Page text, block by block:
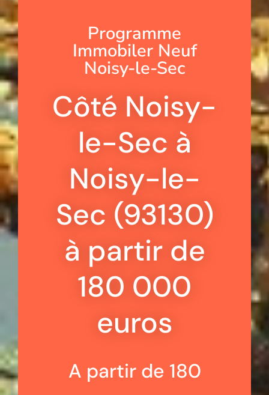
Programme
Immobiler Neuf
Noisy-le-Sec
Côté Noisy-
le-Sec à
Noisy-le-
Sec (93130)
à partir de
180 000
euros
A partir de 180